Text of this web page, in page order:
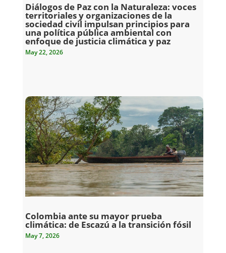
Diálogos de Paz con la Naturaleza: voces
territoriales y organizaciones de la
sociedad civil impulsan principios para
una política pública ambiental con
enfoque de justicia climática y paz
May 22, 2026
Colombia ante su mayor prueba
climática: de Escazú a la transición fósil
May 7, 2026